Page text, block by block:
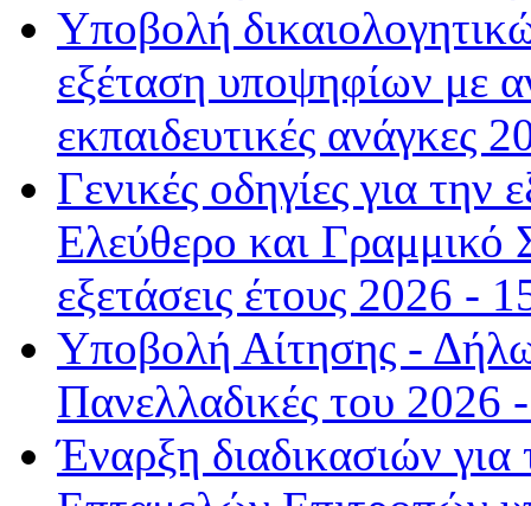
Υποβολή
εξέταση υποψηφίων με
εκπαιδευτικές ανάγκες
Γενικές οδηγίες για
Ελεύθερο και Γραμμικό
εξετάσεις έτους 2026 -
Υποβολή Αίτησης -
Πανελλαδικές του 2026
Έναρξη διαδικασιών